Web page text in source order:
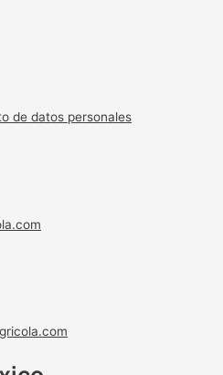
de datos personales